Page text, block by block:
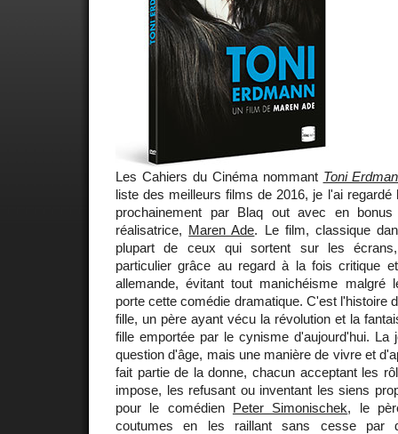
Les Cahiers du Cinéma nommant Toni
liste des meilleurs films de 2016, je l'ai regardé
prochainement par Blaq out avec en
réalisatrice, Maren Ade. Le film, classique
plupart de ceux qui sortent sur les
particulier grâce au regard à la fois critique
allemande, évitant tout manichéisme malgré
porte cette comédie dramatique. C'est l'histoire
fille, un père ayant vécu la révolution et la
fille emportée par le cynisme d'aujourd'hui. La
question d'âge, mais une manière de vivre et
fait partie de la donne, chacun acceptant les
impose, les refusant ou inventant les siens
pour le comédien Peter Simonischek, le
coutumes en les raillant sans cesse par